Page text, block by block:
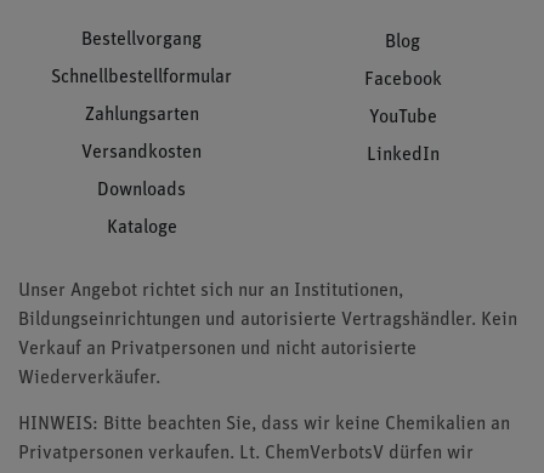
Bestellvorgang
Schnellbestellformular
Zahlungsarten
Versandkosten
Downloads
Kataloge
Blog
Facebook
YouTube
LinkedIn
Unser Angebot richtet sich nur an Institutionen,
Bildungseinrichtungen und autorisierte Vertragshändler. Kein
Verkauf an Privatpersonen und nicht autorisierte
Wiederverkäufer.
HINWEIS: Bitte beachten Sie, dass wir keine Chemikalien an
Privatpersonen verkaufen. Lt. ChemVerbotsV dürfen wir